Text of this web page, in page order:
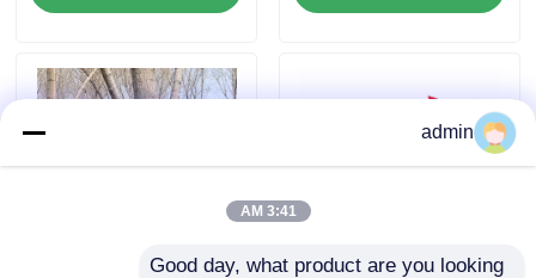
بالمنشار البنزين
منشار كهربائي
admin
3:41 AM
Good day, what product are you looking